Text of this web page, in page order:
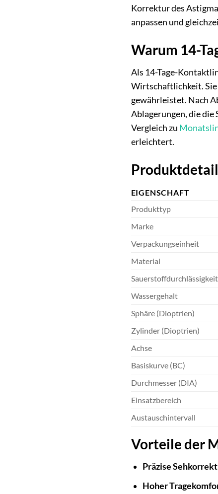
Korrektur des
anpassen und
Warum 14-
Als 14-Tage-
Wirtschaftlichkeit. Sie
gewährleistet. Nach
Ablagerungen, die
Vergleich zu
erleichtert.
EIGENSCHAFT
Produkttyp
Marke
Verpackungseinheit
Material
Wassergehalt
Sphäre (Dioptrien)
Zylinder (Dioptrien)
Achse
Basiskurve (BC)
Durchmesser (DIA)
Einsatzbereich
Austauschintervall
Vorteile der
Präzise
Hoher